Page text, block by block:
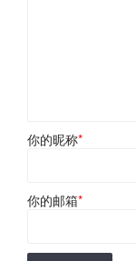
你的昵称*
你的邮箱*